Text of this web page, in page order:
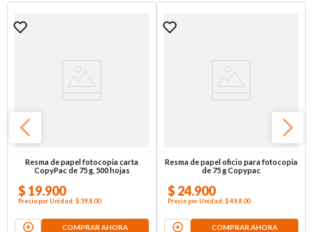
Resma de papel fotocopia carta
CopyPac de 75 g, 500 hojas
$ 19.900
Precio porUnidad:$ 39,8.00
COMPRAR AHORA
Resma de papel oficio para fotocopia
de 75 g Copypac
$ 24.900
Precio porUnidad:$ 49,8.00
COMPRAR AHORA